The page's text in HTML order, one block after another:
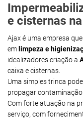
e cisternas
Ajax é uma empresa
em limpeza e
idealizadores criação a
caixa e cisternas.
Uma simples trinca
propagar
Com forte atuação na
serviço, com